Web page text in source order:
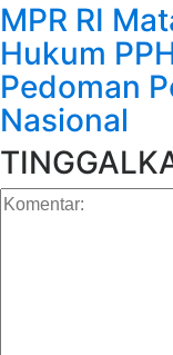
MPR RI
Hukum
Pedoman
Nasional